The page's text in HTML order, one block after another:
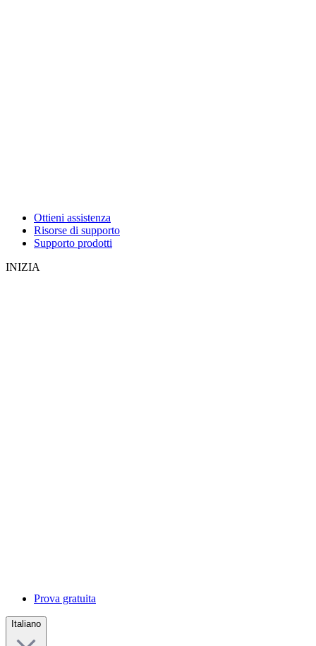
Ottieni assistenza
Risorse di supporto
Supporto prodotti
INIZIA
Prova gratuita
Italiano